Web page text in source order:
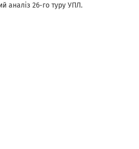
аналіз 26-го туру УПЛ.